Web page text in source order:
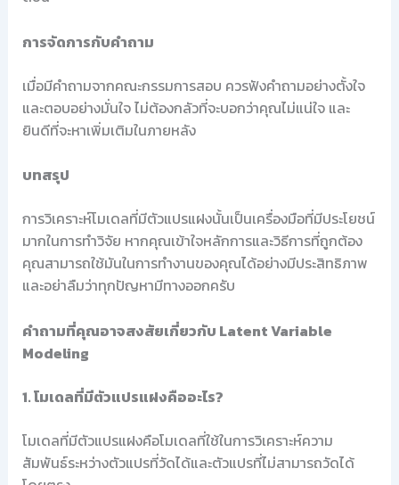
การจัดการกับคำถาม
เมื่อมีคำถามจากคณะกรรมการสอบ ควรฟังคำถามอย่างตั้งใจ
และตอบอย่างมั่นใจ ไม่ต้องกลัวที่จะบอกว่าคุณไม่แน่ใจ และ
ยินดีที่จะหาเพิ่มเติมในภายหลัง
บทสรุป
การวิเคราะห์โมเดลที่มีตัวแปรแฝงนั้นเป็นเครื่องมือที่มีประโยชน์
มากในการทำวิจัย หากคุณเข้าใจหลักการและวิธีการที่ถูกต้อง
คุณสามารถใช้มันในการทำงานของคุณได้อย่างมีประสิทธิภาพ
และอย่าลืมว่าทุกปัญหามีทางออกครับ
คำถามที่คุณอาจสงสัยเกี่ยวกับ Latent Variable
Modeling
1. โมเดลที่มีตัวแปรแฝงคืออะไร?
โมเดลที่มีตัวแปรแฝงคือโมเดลที่ใช้ในการวิเคราะห์ความ
สัมพันธ์ระหว่างตัวแปรที่วัดได้และตัวแปรที่ไม่สามารถวัดได้